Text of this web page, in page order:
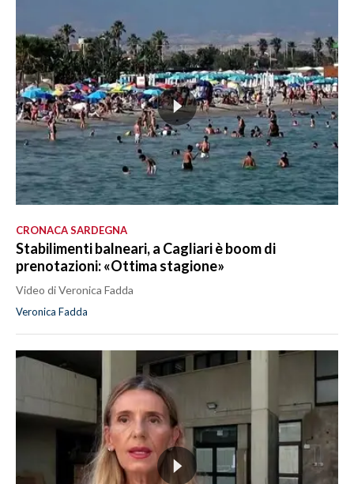
CRONACA SARDEGNA
Stabilimenti balneari, a Cagliari è boom di
prenotazioni: «Ottima stagione»
Video di Veronica Fadda
Veronica Fadda